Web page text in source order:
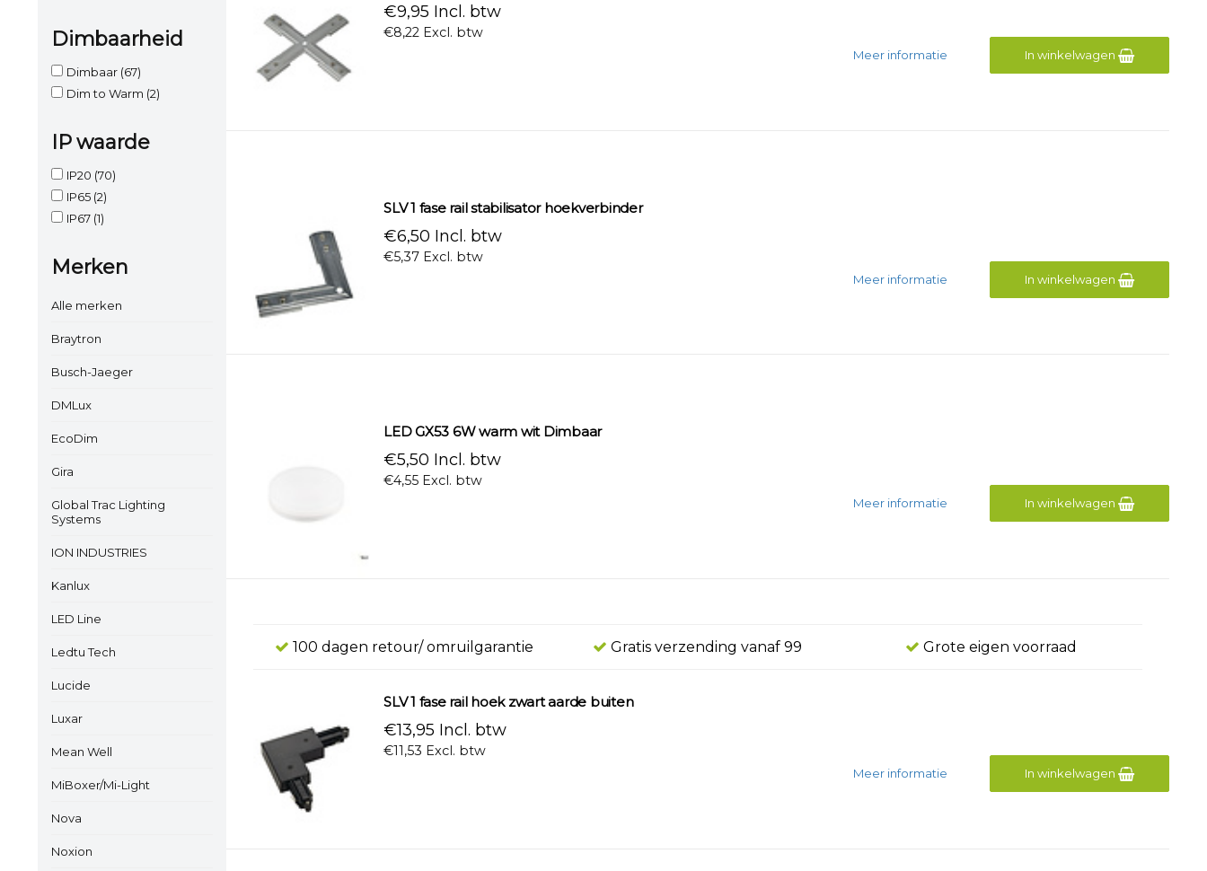
Dimbaarheid
Dimbaar (67)
Dim to Warm (2)
IP waarde
IP20 (70)
IP65 (2)
IP67 (1)
Merken
Alle merken
Braytron
Busch-Jaeger
DMLux
EcoDim
Gira
Global Trac Lighting
Systems
ION INDUSTRIES
Kanlux
LED Line
Ledtu Tech
Lucide
Luxar
Mean Well
MiBoxer/Mi-Light
Nova
Noxion
€9,95 Incl. btw
€8,22 Excl. btw
In winkelwagen
Meer informatie
SLV 1 fase rail stabilisator hoekverbinder
€6,50 Incl. btw
€5,37 Excl. btw
In winkelwagen
Meer informatie
LED GX53 6W warm wit Dimbaar
€5,50 Incl. btw
€4,55 Excl. btw
In winkelwagen
Meer informatie
100 dagen retour/ omruilgarantie Gratis verzending vanaf 99 Grote eigen voorraad
SLV 1 fase rail hoek zwart aarde buiten
€13,95 Incl. btw
€11,53 Excl. btw
In winkelwagen
Meer informatie